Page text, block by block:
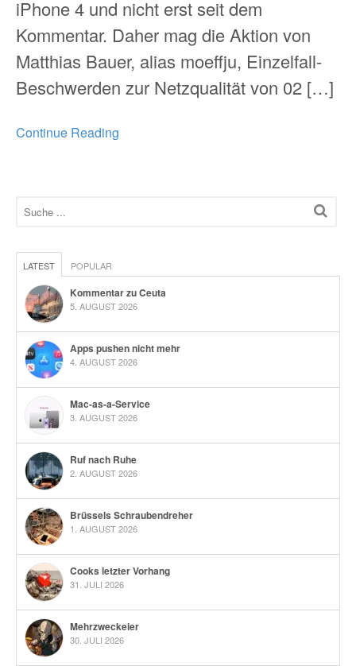
iPhone 4 und nicht erst seit dem
Kommentar. Daher mag die Aktion von
Matthias Bauer, alias moeffju, Einzelfall-
Beschwerden zur Netzqualität von 02 […]
Continue Reading
LATEST POPULAR
Kommentar zu Ceuta
5. AUGUST 2026
Apps pushen nicht mehr
4. AUGUST 2026
Mac-as-a-Service
3. AUGUST 2026
Ruf nach Ruhe
2. AUGUST 2026
Brüssels Schraubendreher
1. AUGUST 2026
Cooks letzter Vorhang
31. JULI 2026
Mehrzweckeier
30. JULI 2026